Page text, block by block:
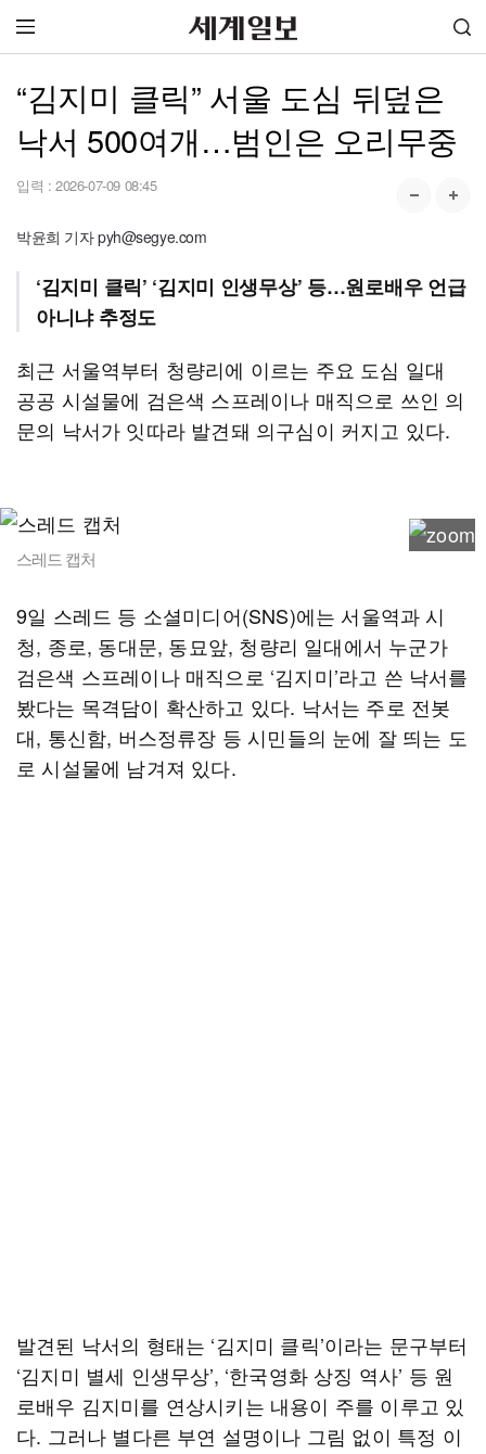
“김지미 클릭” 서울 도심 뒤덮은
낙서 500여개…범인은 오리무중
입력 : 2026-07-09 08:45
박윤희 기자 pyh@segye.com
‘김지미 클릭’ ‘김지미 인생무상’ 등…원로배우 언급
아니냐 추정도
최근 서울역부터 청량리에 이르는 주요 도심 일대
공공 시설물에 검은색 스프레이나 매직으로 쓰인 의
문의 낙서가 잇따라 발견돼 의구심이 커지고 있다.
스레드 캡처
9일 스레드 등 소셜미디어(SNS)에는 서울역과 시
청, 종로, 동대문, 동묘앞, 청량리 일대에서 누군가
검은색 스프레이나 매직으로 ‘김지미’라고 쓴 낙서를
봤다는 목격담이 확산하고 있다. 낙서는 주로 전봇
대, 통신함, 버스정류장 등 시민들의 눈에 잘 띄는 도
로 시설물에 남겨져 있다.
발견된 낙서의 형태는 ‘김지미 클릭’이라는 문구부터
‘김지미 별세 인생무상’, ‘한국영화 상징 역사’ 등 원
로배우 김지미를 연상시키는 내용이 주를 이루고 있
다. 그러나 별다른 부연 설명이나 그림 없이 특정 이